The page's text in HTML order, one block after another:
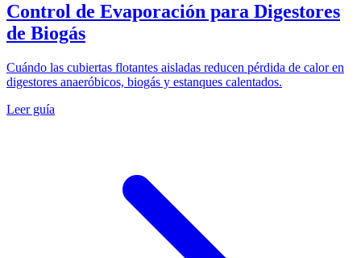
Control de Evaporación para Digestores
de Biogás
Cuándo las cubiertas flotantes aisladas reducen pérdida de calor en
digestores anaeróbicos, biogás y estanques calentados.
Leer guía